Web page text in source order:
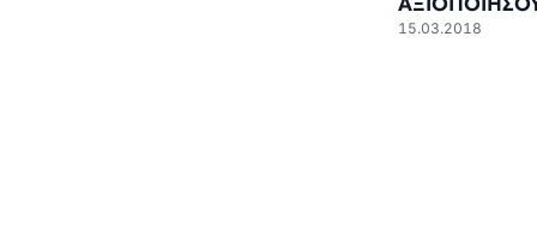
15.03.2018